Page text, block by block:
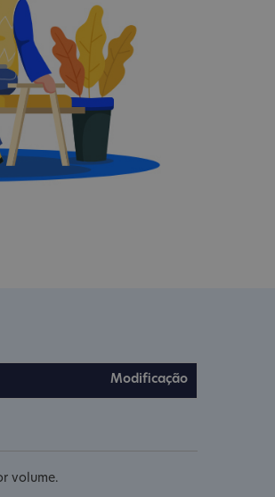
Modificação
volume.